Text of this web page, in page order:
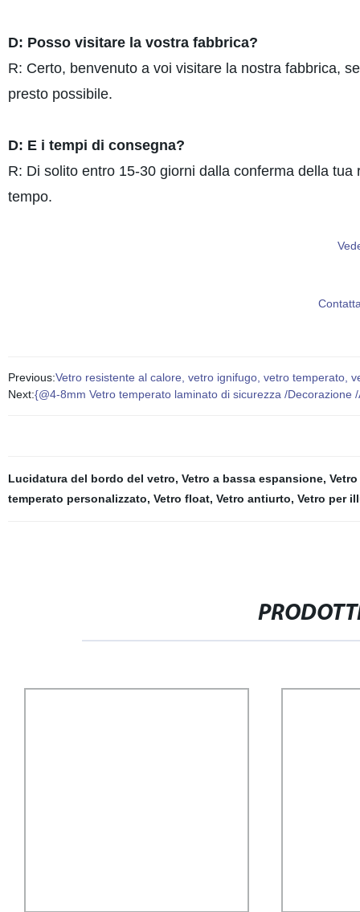
D: Posso visitare la vostra fabbrica?
R: Certo, benvenuto a voi visitare la nostra fabbrica,
presto possibile.
D: E i tempi di consegna?
R: Di solito entro 15-30 giorni dalla conferma della
tempo.
Previous:Vetro resistente al calore, vetro ignifugo, vetro temperato,
Next:{@4-8mm Vetro temperato laminato di sicurezza /
Lucidatura del bordo del vetro, Vetro a bassa espansione,
temperato personalizzato, Vetro float, Vetro antiurto, Vetro per